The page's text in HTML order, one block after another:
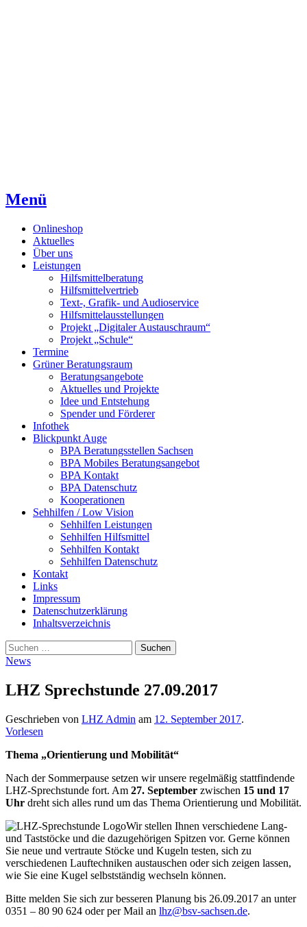
Menü
Onlineshop
Aktuelles
Über uns
Leistungen
Hilfsmittelberatung
Hilfsmittelvertrieb
Text-, Grafik- und Audioservice
Hilfsmittelausstellungen
Projekt „Digitaler Austauschraum“
Projekt „Schule“
Termine
Grüner Beratungsraum
Beratungsangebote
Aktuelles und Projekte
Idee und Entstehung
Spender und Förderer
Infothek
Blickpunkt Auge
BPA Beratungsstellen Sachsen
BPA Mobiles Beratungsangebot
BPA Kontakt
BPA Datenschutz
Kooperationen
Sehhilfen / Low Vision
Sehhilfen Leistungen
Sehhilfen Hilfsmittel
Sehhilfen Kontakt
Sehhilfen Datenschutz
Kontakt
Links
Impressum
Datenschutzerklärung
Inhaltsverzeichnis
Suche
Suchen
nach:
News
LHZ Sprechstunde 27.09.2017
Geschrieben von LHZ Admin am 12. September 2017.
Vorlesen
Thema „Orientierung und Mobilität“
Nach der Sommerpause setzen wir unsere regelmäßig stattfindende
LHZ-Sprechstunde fort. Am 27. September zwischen 15 und 17
Uhr dreht sich alles rund um das Thema Orientierung und Mobilität.
Wir stellen Ihnen verschiedene Lang-
und Taststöcke und die dazugehörigen Spitzen vor. Gerne können
Sie neue und vertraute Stöcke und Kugeln testen, sich zu
verschiedenen Lauftechniken austauschen oder sich zeigen lassen,
wie Sie eine Kugel selbstständig wechseln können.
Bitte melden Sie sich zur besseren Planung bis 26.09.2017 an unter
0351 – 80 90 624 oder per Mail an lhz@bsv-sachsen.de.